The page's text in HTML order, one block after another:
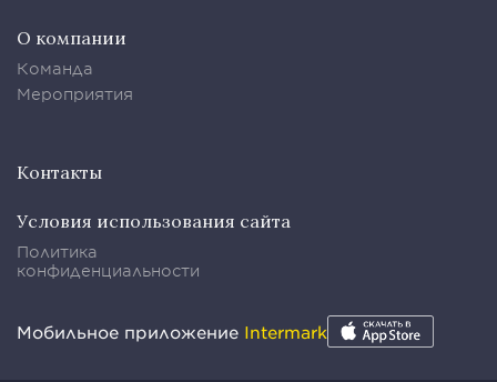
О компании
Команда
Мероприятия
Контакты
Условия использования сайта
Политика
конфиденциальности
Мобильное приложение Intermark